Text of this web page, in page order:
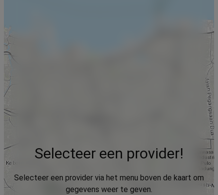
Selecteer een provider!
Selecteer een provider via het menu boven de kaart om
gegevens weer te geven.